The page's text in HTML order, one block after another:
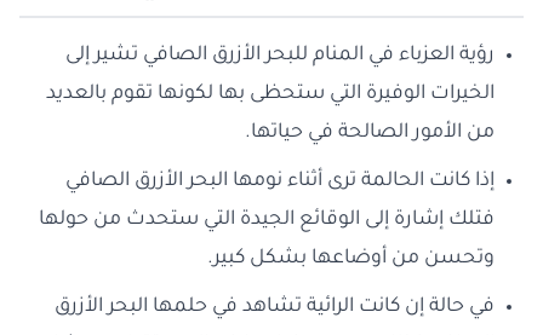
رؤية العزباء في المنام للبحر الأزرق الصافي تشير إلى
الخيرات الوفيرة التي ستحظى بها لكونها تقوم بالعديد
من الأمور الصالحة في حياتها.
إذا كانت الحالمة ترى أثناء نومها البحر الأزرق الصافي
فتلك إشارة إلى الوقائع الجيدة التي ستحدث من حولها
وتحسن من أوضاعها بشكل كبير.
في حالة إن كانت الرائية تشاهد في حلمها البحر الأزرق